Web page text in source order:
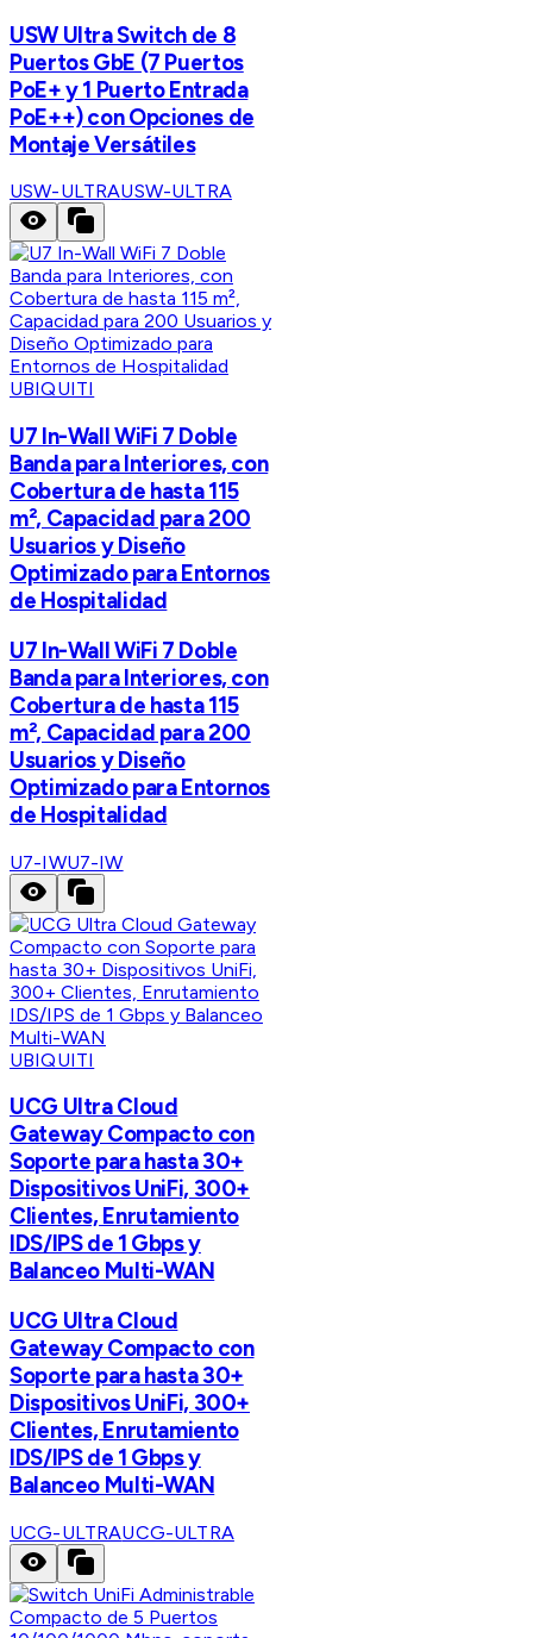
USW Ultra Switch de 8
Puertos GbE (7 Puertos
PoE+ y 1 Puerto Entrada
PoE++) con Opciones de
Montaje Versátiles
USW-ULTRAUSW-ULTRA
UBIQUITI
U7 In-Wall WiFi 7 Doble
Banda para Interiores, con
Cobertura de hasta 115
m², Capacidad para 200
Usuarios y Diseño
Optimizado para Entornos
de Hospitalidad
U7 In-Wall WiFi 7 Doble
Banda para Interiores, con
Cobertura de hasta 115
m², Capacidad para 200
Usuarios y Diseño
Optimizado para Entornos
de Hospitalidad
U7-IWU7-IW
UBIQUITI
UCG Ultra Cloud
Gateway Compacto con
Soporte para hasta 30+
Dispositivos UniFi, 300+
Clientes, Enrutamiento
IDS/IPS de 1 Gbps y
Balanceo Multi-WAN
UCG Ultra Cloud
Gateway Compacto con
Soporte para hasta 30+
Dispositivos UniFi, 300+
Clientes, Enrutamiento
IDS/IPS de 1 Gbps y
Balanceo Multi-WAN
UCG-ULTRAUCG-ULTRA